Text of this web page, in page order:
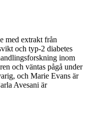
med extrakt från
och typ-2 diabetes
inom
och väntas pågå under
och Marie Evans är
Avesani är